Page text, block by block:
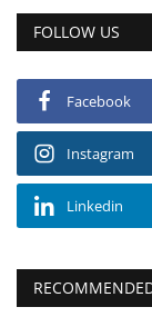
FOLLOW US
Facebook
Instagram
Linkedin